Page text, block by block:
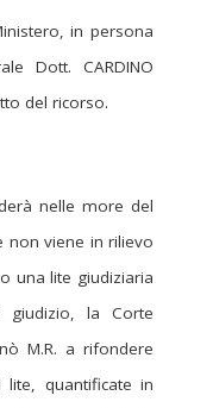
in persona
Dott. CARDINO
del ricorso.
nelle more del
non viene in rilievo
una lite giudiziaria
giudizio, la Corte
M.R. a rifondere
quantificate in